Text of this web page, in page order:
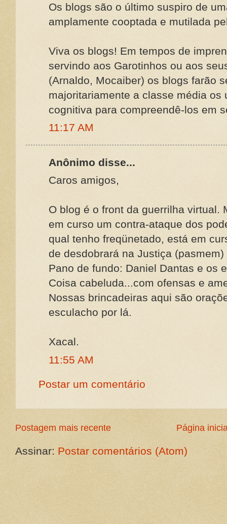
Os blogs são o último suspiro de
amplamente cooptada e mutilada
Viva os blogs! Em tempos de
servindo aos Garotinhos ou aos
(Arnaldo, Mocaiber) os blogs farão
majoritariamente a classe média os
cognitiva para compreendê-los em
11:17 AM
Anônimo disse...
Caros amigos,
O blog é o front da guerrilha virtual.
em curso um contra-ataque dos
qual tenho freqünetado, está em
de desdobrará na Justiça
Pano de fundo: Daniel Dantas e os
Coisa cabeluda...com ofensas e
Nossas brincadeiras aqui são
esculacho por lá.
Xacal.
11:55 AM
Postar um comentário
Postagem mais recente Página
Assinar: Postar comentários (Atom)